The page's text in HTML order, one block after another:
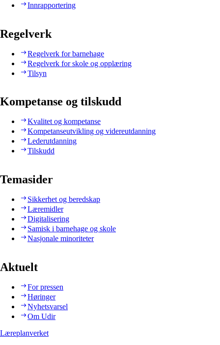
Innrapportering
Regelverk
Regelverk for barnehage
Regelverk for skole og opplæring
Tilsyn
Kompetanse og tilskudd
Kvalitet og kompetanse
Kompetanseutvikling og videreutdanning
Lederutdanning
Tilskudd
Temasider
Sikkerhet og beredskap
Læremidler
Digitalisering
Samisk i barnehage og skole
Nasjonale minoriteter
Aktuelt
For pressen
Høringer
Nyhetsvarsel
Om Udir
Læreplanverket